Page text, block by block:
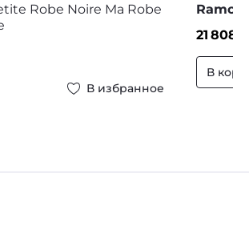
Robe Noire Ma Robe
В избранное
Ramon
21 808
В